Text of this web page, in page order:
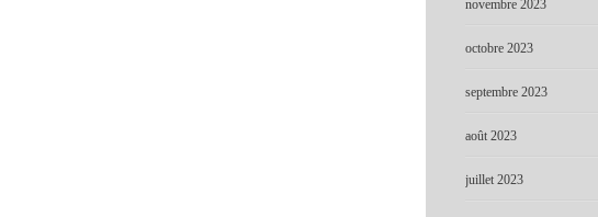
novembre 2023
octobre 2023
septembre 2023
août 2023
juillet 2023